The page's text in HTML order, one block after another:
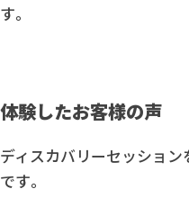
す。
体験したお客様の声
ディスカバリーセッショ
です。